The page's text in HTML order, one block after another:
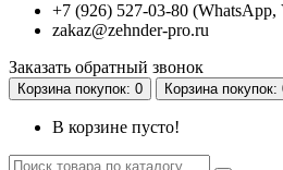
+7 (926) 527-03-80 (WhatsApp,
zakaz@zehnder-pro.ru
Заказать обратный звонок
Корзинапокупок: 0 Корзинапокупок:
В корзине пусто!